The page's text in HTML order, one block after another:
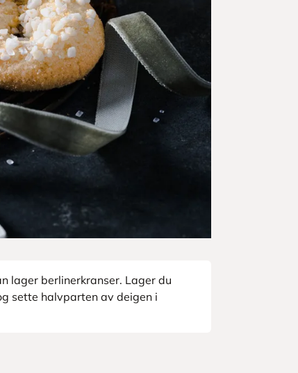
lager berlinerkranser. Lager du
sette halvparten av deigen i